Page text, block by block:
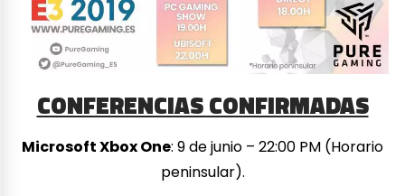
CONFERENCIAS CONFIRMADAS
Microsoft Xbox One: 9 de junio – 22:00 PM (Horario
peninsular).